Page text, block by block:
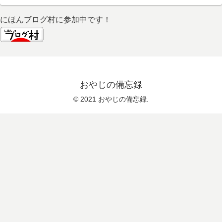
にほんブログ村に参加中です！
おやじの備忘録
© 2021 おやじの備忘録.